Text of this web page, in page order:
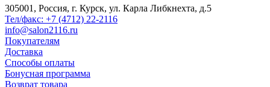
305001, Россия, г. Курск, ул. Карла Либкнехта, д.5
Тел/факс: +7 (4712) 22-2116
info@salon2116.ru
Покупателям
Доставка
Способы оплаты
Бонусная программа
Возврат товара